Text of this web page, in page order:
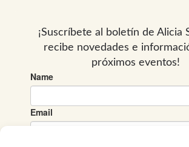
b
o
o
t
e
r
u
b
e